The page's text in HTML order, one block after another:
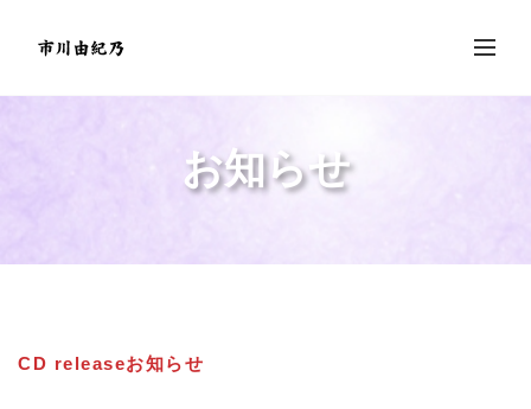
お知らせ
CD releaseお知らせ